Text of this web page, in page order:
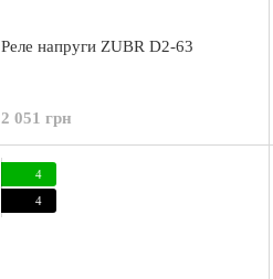
Реле напруги ZUBR D2-63
2 051 грн
4
4